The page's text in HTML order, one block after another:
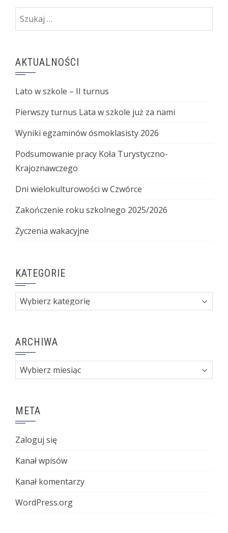
Szukaj:
AKTUALNOŚCI
Lato w szkole – II turnus
Pierwszy turnus Lata w szkole już za nami
Wyniki egzaminów ósmoklasisty 2026
Podsumowanie pracy Koła Turystyczno-
Krajoznawczego
Dni wielokulturowości w Czwórce
Zakończenie roku szkolnego 2025/2026
Życzenia wakacyjne
KATEGORIE
Kategorie
ARCHIWA
Archiwa
META
Zaloguj się
Kanał wpisów
Kanał komentarzy
WordPress.org